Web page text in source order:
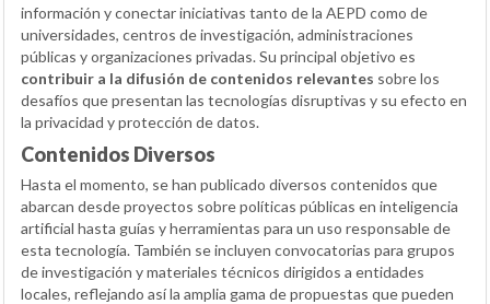
información y conectar iniciativas tanto de la AEPD como de
universidades, centros de investigación, administraciones
públicas y organizaciones privadas. Su principal objetivo es
contribuir a la difusión de contenidos relevantes sobre los
desafíos que presentan las tecnologías disruptivas y su efecto en
la privacidad y protección de datos.
Contenidos Diversos
Hasta el momento, se han publicado diversos contenidos que
abarcan desde proyectos sobre políticas públicas en inteligencia
artificial hasta guías y herramientas para un uso responsable de
esta tecnología. También se incluyen convocatorias para grupos
de investigación y materiales técnicos dirigidos a entidades
locales, reflejando así la amplia gama de propuestas que pueden